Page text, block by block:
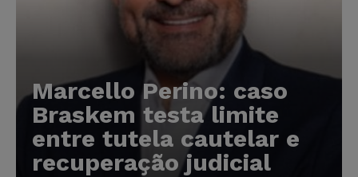
Marcello Perino: caso
Braskem testa limite
entre tutela cautelar e
recuperação judicial